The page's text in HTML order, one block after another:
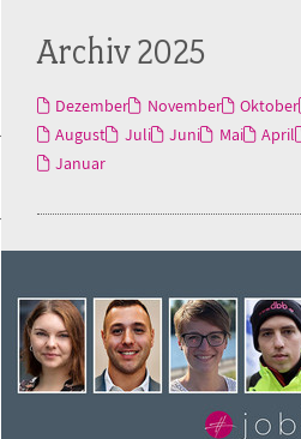
Archiv 2025
Dezember November Oktober
August
Juli Juni Mai April
Januar